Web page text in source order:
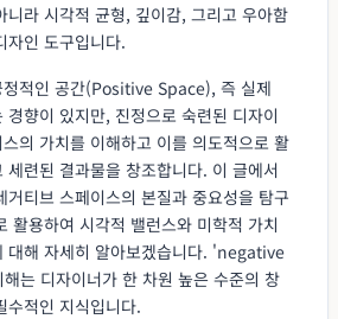
니라 시각적 균형, 깊이감, 그리고 우아함
자인 도구입니다.
정적인 공간(Positive Space), 즉 실제
경향이 있지만, 진정으로 숙련된 디자이
의 가치를 이해하고 이를 의도적으로 활
세련된 결과물을 창조합니다. 이 글에서
거티브 스페이스의 본질과 중요성을 탐구
활용하여 시각적 밸런스와 미학적 가치
대해 자세히 알아보겠습니다. 'negative
는 디자이너가 한 차원 높은 수준의 창
수적인 지식입니다.